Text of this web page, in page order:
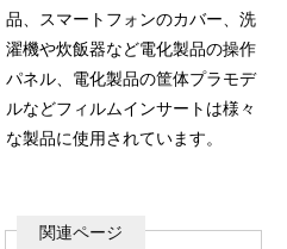
品、スマートフォンのカバー、洗
濯機や炊飯器など電化製品の操作
パネル、電化製品の筐体プラモデ
ルなどフィルムインサートは様々
な製品に使用されています。